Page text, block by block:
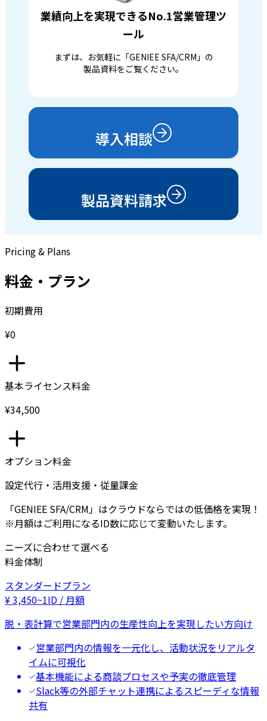
業績向上を実現できるNo.1営業管理ツ
ール
まずは、お気軽に「GENIEE SFA/CRM」の
製品資料をご覧ください。
導入相談
製品資料請求
Pricing & Plans
料金・プラン
初期費用
¥0
基本ライセンス料金
¥34,500
オプション料金
設定代行・活用支援・従量課金
「GENIEE SFA/CRM」はクラウドならではの低価格を実現！
※月額はご利用になるID数に応じて変動いたします。
ニーズに合わせて選べる
料金体制
スタンダードプラン
¥3,450~1ID / 月額
脱・表計算で営業部門内の生産性向上を実現したい方向け
営業部門内の情報を一元化し、活動状況をリアルタ
イムに可視化
基本機能による商談プロセスや予実の徹底管理
Slack等の外部チャット連携によるスピーディな情報
共有